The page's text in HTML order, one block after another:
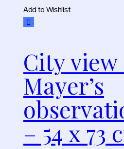
Add to Wishlist
City
Mayer’s
– 54 х 73